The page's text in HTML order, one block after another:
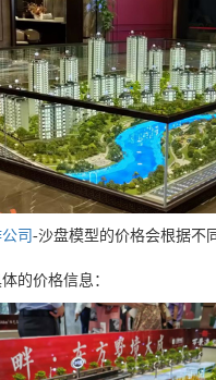
司-沙盘模型的价格会根据不
的价格信息：